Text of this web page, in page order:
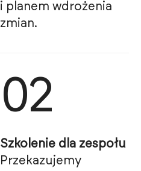
i planem wdrożenia
zmian.
02
Szkolenie dla zespołu
Przekazujemy